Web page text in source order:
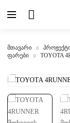
მთავარი
ფარები
TOYOTA